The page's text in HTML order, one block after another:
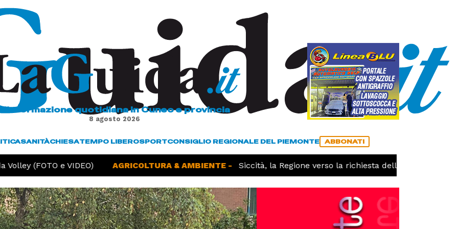
L'informazione quotidiana in Cuneo e provincia
8 agosto 2026
SANITÀCHIESATEMPO LIBEROSPORTCONSIGLIO REGIONALE DEL PIEMONTE ABBONATI
(FOTO e VIDEO) AGRICOLTURA & AMBIENTE - Siccità, la Regione verso la richiesta dello stato di